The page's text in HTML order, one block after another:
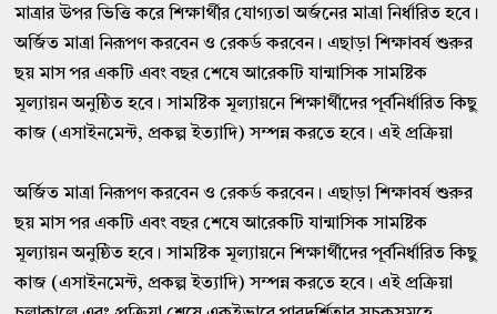
মাত্রার উপর ভিত্তি করে শিক্ষার্থীর যোগ্যতা অর্জনের মাত্রা নির্ধারিত হবে।
অর্জিত মাত্রা নিরূপণ করবেন ও রেকর্ড করবেন। এছাড়া শিক্ষাবর্ষ শুরুর
ছয় মাস পর একটি এবং বছর শেষে আরেকটি যান্মাসিক সামষ্টিক
মূল্যায়ন অনুষ্ঠিত হবে। সামষ্টিক মূল্যায়নে শিক্ষার্থীদের পূর্বনির্ধারিত কিছু
কাজ (এসাইনমেন্ট, প্রকল্প ইত্যাদি) সম্পন্ন করতে হবে। এই প্রক্রিয়া
অর্জিত মাত্রা নিরূপণ করবেন ও রেকর্ড করবেন। এছাড়া শিক্ষাবর্ষ শুরুর
ছয় মাস পর একটি এবং বছর শেষে আরেকটি যান্মাসিক সামষ্টিক
মূল্যায়ন অনুষ্ঠিত হবে। সামষ্টিক মূল্যায়নে শিক্ষার্থীদের পূর্বনির্ধারিত কিছু
কাজ (এসাইনমেন্ট, প্রকল্প ইত্যাদি) সম্পন্ন করতে হবে। এই প্রক্রিয়া